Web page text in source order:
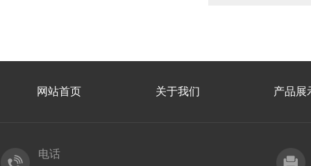
网站首页 关于我们 产品展
电话